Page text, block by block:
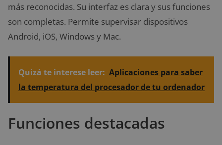
más reconocidas. Su interfaz es clara y sus funciones
son completas. Permite supervisar dispositivos
Android, iOS, Windows y Mac.
Quizá te interese leer: Aplicaciones para saber
la temperatura del procesador de tu ordenador
Funciones destacadas